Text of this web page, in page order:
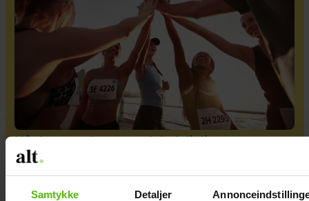
Samtykke Detaljer